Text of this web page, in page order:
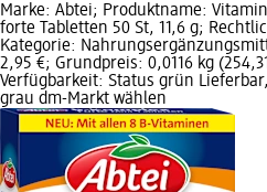
Marke: Abtei; Produktname:
forte Tabletten 50 St, 11,6 g;
Kategorie:
2,95 €; Grundpreis: 0,0116 kg
Verfügbarkeit: Status grün
grau dm-Markt wählen